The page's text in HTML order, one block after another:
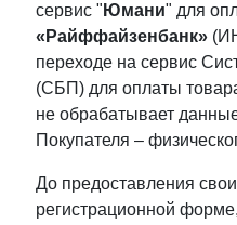
сервис " Юмани" для
«Райффайзенбанк»
переходе на сервис
(СБП) для оплаты
не обрабатывает
Покупателя –
До предоставления
регистрационной